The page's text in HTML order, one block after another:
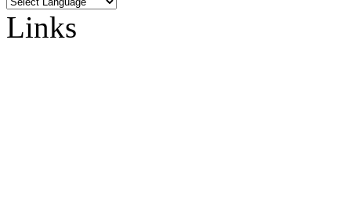
Links